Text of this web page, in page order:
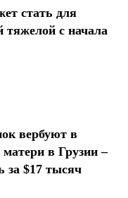
стать для
тяжелой с начала
вербуют в
матери в Грузии –
за $17 тысяч